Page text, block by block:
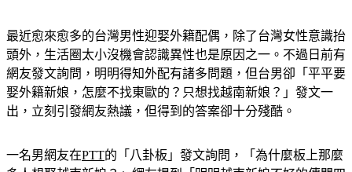
最近愈來愈多的台灣男性迎娶外籍配偶，除了台灣女性意識抬
頭外，生活圈太小沒機會認識異性也是原因之一。 不過日前有
網友發文詢問，明明得知外配有諸多問題，但台男卻「平平要
娶外籍新娘，怎麼不找東歐的？只想找越南新娘？」 發文一
出，立刻引發網友熱議，但得到的答案卻十分殘酷。
一名男網友在PTT的「八卦板」發文詢問，「為什麼板上那麼